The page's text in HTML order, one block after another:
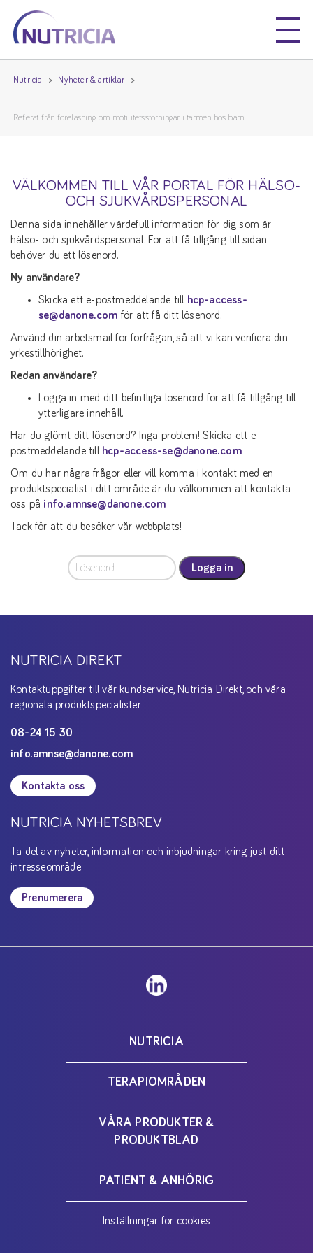
Nutricia
Nutricia
Nutricia Nyheter & artiklar
Referat från föreläsning om motilitetsstörningar i tarmen hos barn
VÄLKOMMEN TILL VÅR PORTAL FÖR HÄLSO-
OCH SJUKVÅRDSPERSONAL
Denna sida innehåller värdefull information för dig som är
hälso- och sjukvårdspersonal. För att få tillgång till sidan
behöver du ett lösenord.
Ny användare?
Skicka ett e-postmeddelande till
hcp-access-
se@danone.com för att få ditt lösenord.
Använd din arbetsmail för förfrågan, så att vi kan verifiera din
yrkestillhörighet.
Redan användare?
Logga in med ditt befintliga lösenord för att få tillgång till
ytterligare innehåll.
Har du glömt ditt lösenord? Inga problem! Skicka ett e-
postmeddelande till
hcp-access-se@danone.com
Om du har några frågor eller vill komma i kontakt med en
produktspecialist i ditt område är du välkommen att kontakta
oss på info.amnse@danone.com
Tack för att du besöker vår webbplats!
Logga in
NUTRICIA DIREKT
Kontaktuppgifter till vår kundservice, Nutricia Direkt, och våra
regionala produktspecialister
08-24 15 30
info.amnse@danone.com
Kontakta oss
NUTRICIA NYHETSBREV
Ta del av nyheter, information och inbjudningar kring just ditt
intresseområde
Prenumerera
NUTRICIA
TERAPIOMRÅDEN
VÅRA PRODUKTER &
PRODUKTBLAD
PATIENT & ANHÖRIG
Inställningar för cookies